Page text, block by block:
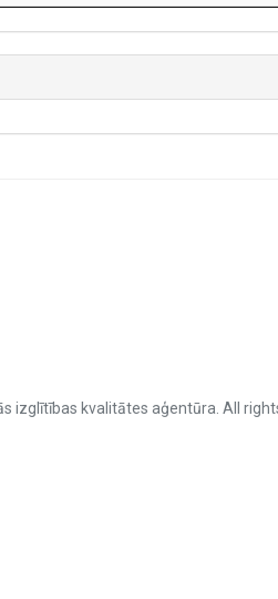
izglītības kvalitātes aģentūra. All